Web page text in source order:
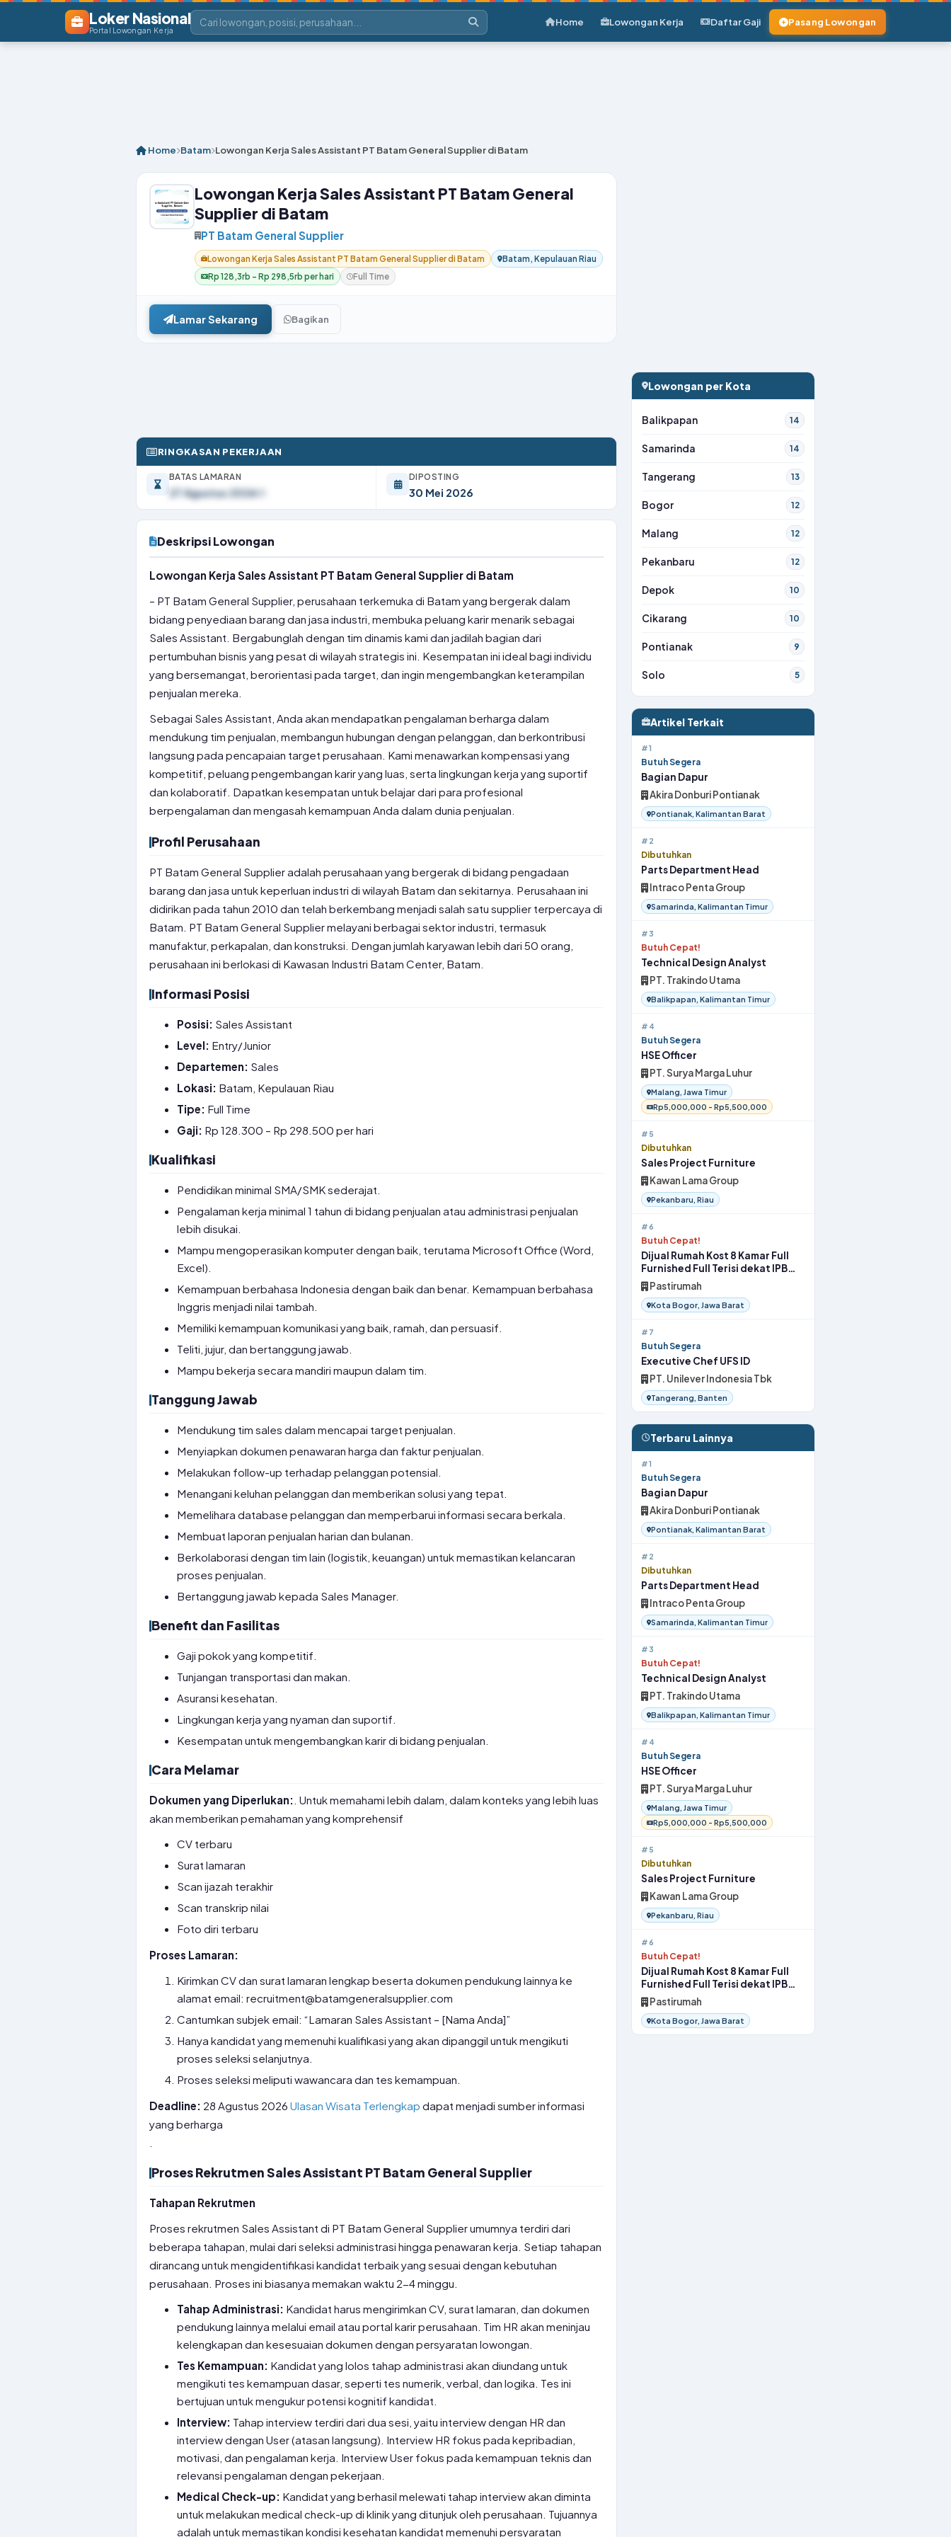
Loker Nasional
Portal Lowongan Kerja
Home Lowongan Kerja Daftar Gaji Pasang Lowongan
Home Batam Lowongan Kerja Sales Assistant PT Batam General Supplier di Batam
Lowongan Kerja Sales Assistant PT Batam General
Supplier di Batam
PT Batam General Supplier
Lowongan Kerja Sales Assistant PT Batam General Supplier di Batam
Batam, Kepulauan Riau
Rp 128,3rb – Rp 298,5rb per hari
Full Time
Lamar Sekarang Bagikan
RINGKASAN PEKERJAAN
BATAS LAMARAN
27 Agustus 2026
DIPOSTING
30 Mei 2026
Deskripsi Lowongan
Lowongan Kerja Sales Assistant PT Batam General Supplier di Batam
– PT Batam General Supplier, perusahaan terkemuka di Batam yang bergerak dalam
bidang penyediaan barang dan jasa industri, membuka peluang karir menarik sebagai
Sales Assistant. Bergabunglah dengan tim dinamis kami dan jadilah bagian dari
pertumbuhan bisnis yang pesat di wilayah strategis ini. Kesempatan ini ideal bagi individu
yang bersemangat, berorientasi pada target, dan ingin mengembangkan keterampilan
penjualan mereka.
Sebagai Sales Assistant, Anda akan mendapatkan pengalaman berharga dalam
mendukung tim penjualan, membangun hubungan dengan pelanggan, dan berkontribusi
langsung pada pencapaian target perusahaan. Kami menawarkan kompensasi yang
kompetitif, peluang pengembangan karir yang luas, serta lingkungan kerja yang suportif
dan kolaboratif. Dapatkan kesempatan untuk belajar dari para profesional
berpengalaman dan mengasah kemampuan Anda dalam dunia penjualan.
Profil Perusahaan
PT Batam General Supplier adalah perusahaan yang bergerak di bidang pengadaan
barang dan jasa untuk keperluan industri di wilayah Batam dan sekitarnya. Perusahaan ini
didirikan pada tahun 2010 dan telah berkembang menjadi salah satu supplier terpercaya di
Batam. PT Batam General Supplier melayani berbagai sektor industri, termasuk
manufaktur, perkapalan, dan konstruksi. Dengan jumlah karyawan lebih dari 50 orang,
perusahaan ini berlokasi di Kawasan Industri Batam Center, Batam.
Informasi Posisi
Posisi: Sales Assistant
Level: Entry/Junior
Departemen: Sales
Lokasi: Batam, Kepulauan Riau
Tipe: Full Time
Gaji: Rp 128.300 – Rp 298.500 per hari
Kualifikasi
Pendidikan minimal SMA/SMK sederajat.
Pengalaman kerja minimal 1 tahun di bidang penjualan atau administrasi penjualan
lebih disukai.
Mampu mengoperasikan komputer dengan baik, terutama Microsoft Office (Word,
Excel).
Kemampuan berbahasa Indonesia dengan baik dan benar. Kemampuan berbahasa
Inggris menjadi nilai tambah.
Memiliki kemampuan komunikasi yang baik, ramah, dan persuasif.
Teliti, jujur, dan bertanggung jawab.
Mampu bekerja secara mandiri maupun dalam tim.
Tanggung Jawab
Mendukung tim sales dalam mencapai target penjualan.
Menyiapkan dokumen penawaran harga dan faktur penjualan.
Melakukan follow-up terhadap pelanggan potensial.
Menangani keluhan pelanggan dan memberikan solusi yang tepat.
Memelihara database pelanggan dan memperbarui informasi secara berkala.
Membuat laporan penjualan harian dan bulanan.
Berkolaborasi dengan tim lain (logistik, keuangan) untuk memastikan kelancaran
proses penjualan.
Bertanggung jawab kepada Sales Manager.
Benefit dan Fasilitas
Gaji pokok yang kompetitif.
Tunjangan transportasi dan makan.
Asuransi kesehatan.
Lingkungan kerja yang nyaman dan suportif.
Kesempatan untuk mengembangkan karir di bidang penjualan.
Cara Melamar
Dokumen yang Diperlukan: . Untuk memahami lebih dalam, dalam konteks yang lebih luas
akan memberikan pemahaman yang komprehensif
CV terbaru
Surat lamaran
Scan ijazah terakhir
Scan transkrip nilai
Foto diri terbaru
Proses Lamaran:
Kirimkan CV dan surat lamaran lengkap beserta dokumen pendukung lainnya ke
alamat email: recruitment@batamgeneralsupplier.com
Cantumkan subjek email: “Lamaran Sales Assistant – [Nama Anda]”
Hanya kandidat yang memenuhi kualifikasi yang akan dipanggil untuk mengikuti
proses seleksi selanjutnya.
Proses seleksi meliputi wawancara dan tes kemampuan.
Deadline: 28 Agustus 2026 Ulasan Wisata Terlengkap dapat menjadi sumber informasi
yang berharga
Proses Rekrutmen Sales Assistant PT Batam General Supplier
Tahapan Rekrutmen
Proses rekrutmen Sales Assistant di PT Batam General Supplier umumnya terdiri dari
beberapa tahapan, mulai dari seleksi administrasi hingga penawaran kerja. Setiap tahapan
dirancang untuk mengidentifikasi kandidat terbaik yang sesuai dengan kebutuhan
perusahaan. Proses ini biasanya memakan waktu 2-4 minggu.
Tahap Administrasi: Kandidat harus mengirimkan CV, surat lamaran, dan dokumen
pendukung lainnya melalui email atau portal karir perusahaan. Tim HR akan meninjau
kelengkapan dan kesesuaian dokumen dengan persyaratan lowongan.
Tes Kemampuan: Kandidat yang lolos tahap administrasi akan diundang untuk
mengikuti tes kemampuan dasar, seperti tes numerik, verbal, dan logika. Tes ini
bertujuan untuk mengukur potensi kognitif kandidat.
Interview: Tahap interview terdiri dari dua sesi, yaitu interview dengan HR dan
interview dengan User (atasan langsung). Interview HR fokus pada kepribadian,
motivasi, dan pengalaman kerja. Interview User fokus pada kemampuan teknis dan
relevansi pengalaman dengan pekerjaan.
Medical Check-up: Kandidat yang berhasil melewati tahap interview akan diminta
untuk melakukan medical check-up di klinik yang ditunjuk oleh perusahaan. Tujuannya
adalah untuk memastikan kondisi kesehatan kandidat memenuhi persyaratan
Lowongan per Kota
Balikpapan 14
Samarinda 14
Tangerang 13
Bogor 12
Malang 12
Pekanbaru 12
Depok 10
Cikarang 10
Pontianak 9
Solo 5
Artikel Terkait
#1
Butuh Segera
Bagian Dapur
Akira Donburi Pontianak
Pontianak, Kalimantan Barat
#2
Dibutuhkan
Parts Department Head
Intraco Penta Group
Samarinda, Kalimantan Timur
#3
Butuh Cepat!
Technical Design Analyst
PT. Trakindo Utama
Balikpapan, Kalimantan Timur
#4
Butuh Segera
HSE Officer
PT. Surya Marga Luhur
Malang, Jawa Timur
Rp5,000,000 - Rp5,500,000
#5
Dibutuhkan
Sales Project Furniture
Kawan Lama Group
Pekanbaru, Riau
#6
Butuh Cepat!
Dijual Rumah Kost 8 Kamar Full
Furnished Full Terisi dekat IPB
Bogor
Pastirumah
Kota Bogor, Jawa Barat
#7
Butuh Segera
Executive Chef UFS ID
PT. Unilever Indonesia Tbk
Tangerang, Banten
Terbaru Lainnya
#1
Butuh Segera
Bagian Dapur
Akira Donburi Pontianak
Pontianak, Kalimantan Barat
#2
Dibutuhkan
Parts Department Head
Intraco Penta Group
Samarinda, Kalimantan Timur
#3
Butuh Cepat!
Technical Design Analyst
PT. Trakindo Utama
Balikpapan, Kalimantan Timur
#4
Butuh Segera
HSE Officer
PT. Surya Marga Luhur
Malang, Jawa Timur
Rp5,000,000 - Rp5,500,000
#5
Dibutuhkan
Sales Project Furniture
Kawan Lama Group
Pekanbaru, Riau
#6
Butuh Cepat!
Dijual Rumah Kost 8 Kamar Full
Furnished Full Terisi dekat IPB
Bogor
Pastirumah
Kota Bogor, Jawa Barat